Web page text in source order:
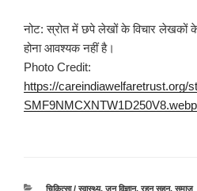
नोट: स्रोत में छपे लेखों के विचार
होना आवश्यक नहीं है।
Photo Credit:
https://careindiawelfaretrust.org/
SMF9NMCXNTW1D250V8.webp
श्रेणियाँ
चिकित्सा / स्वास्थ्य, जन विज्ञान, रहन सहन, समाज